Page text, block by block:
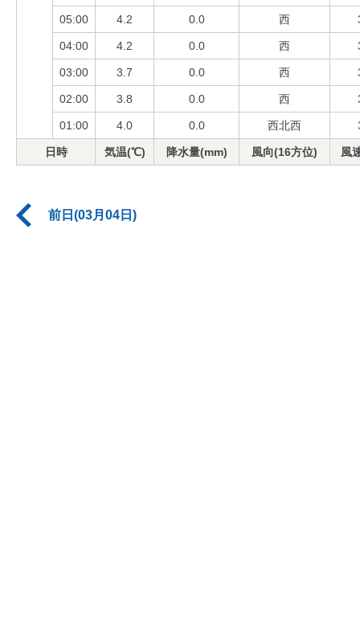
05:00 4.2 0.0 西
04:00 4.2 0.0 西
03:00 3.7 0.0 西
02:00 3.8 0.0 西
01:00 4.0 0.0 西北西
日時 気温(℃) 降水量(mm) 風向(16方位) 風
前日(03月04日)